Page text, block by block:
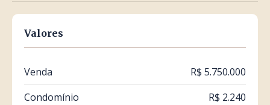
Valores
Venda
R$ 5.750.000
Condomínio
R$ 2.240